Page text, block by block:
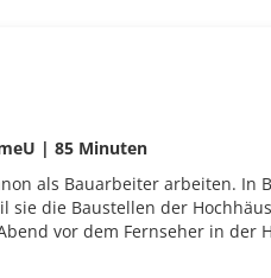
| 85 Minuten
als Bauarbeiter arbeiten. In
sie die Baustellen der
vor dem Fernseher in der